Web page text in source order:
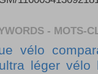
- MOTS-
vélo
léger vélo